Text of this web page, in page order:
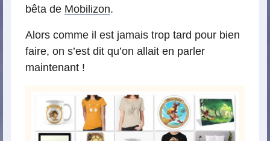
bêta de Mobilizon.
Alors comme il est jamais trop tard pour bien
faire, on s’est dit qu’on allait en parler
maintenant !